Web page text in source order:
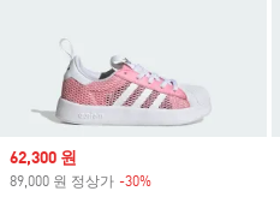
Sale price
62,300 원
89,000 원 정상가 -30%